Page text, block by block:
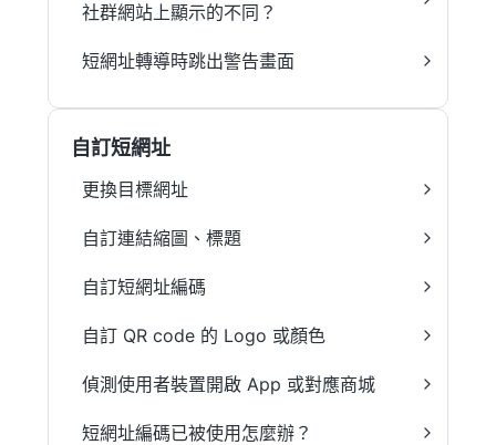
社群網站上顯示的不同？
短網址轉導時跳出警告畫面
自訂短網址
更換目標網址
自訂連結縮圖、標題
自訂短網址編碼
自訂 QR code 的 Logo 或顏色
偵測使用者裝置開啟 App 或對應商城
短網址編碼已被使用怎麼辦？